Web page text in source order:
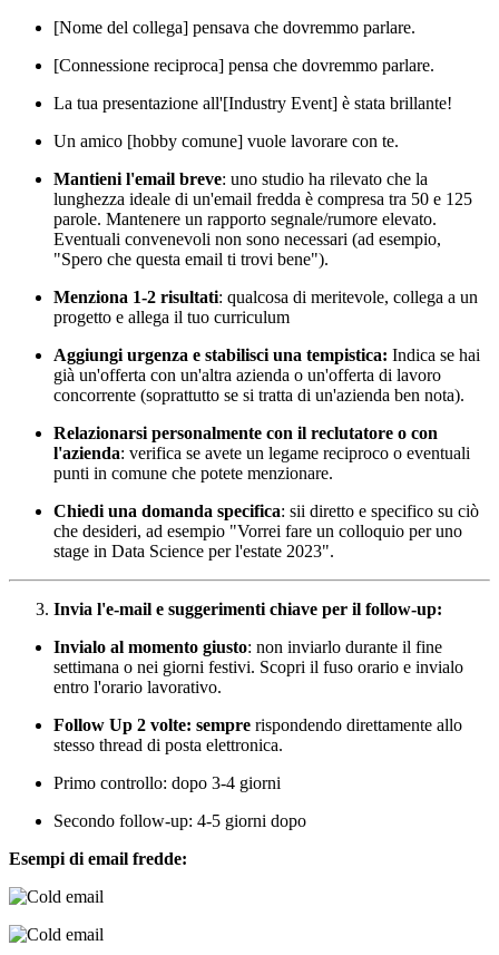
[Nome del collega] pensava che dovremmo parlare.
[Connessione reciproca] pensa che dovremmo parlare.
La tua presentazione all'[Industry Event] è stata brillante!
Un amico [hobby comune] vuole lavorare con te.
Mantieni l'email breve: uno studio ha rilevato che la
lunghezza ideale di un'email fredda è compresa tra 50 e 125
parole. Mantenere un rapporto segnale/rumore elevato.
Eventuali convenevoli non sono necessari (ad esempio,
"Spero che questa email ti trovi bene").
Menziona 1-2 risultati: qualcosa di meritevole, collega a un
progetto e allega il tuo curriculum
Aggiungi urgenza e stabilisci una tempistica: Indica se hai
già un'offerta con un'altra azienda o un'offerta di lavoro
concorrente (soprattutto se si tratta di un'azienda ben nota).
Relazionarsi personalmente con il reclutatore o con
l'azienda: verifica se avete un legame reciproco o eventuali
punti in comune che potete menzionare.
Chiedi una domanda specifica: sii diretto e specifico su ciò
che desideri, ad esempio "Vorrei fare un colloquio per uno
stage in Data Science per l'estate 2023".
Invia l'e-mail e suggerimenti chiave per il follow-up:
Invialo al momento giusto: non inviarlo durante il fine
settimana o nei giorni festivi. Scopri il fuso orario e invialo
entro l'orario lavorativo.
Follow Up 2 volte: sempre rispondendo direttamente allo
stesso thread di posta elettronica.
Primo controllo: dopo 3-4 giorni
Secondo follow-up: 4-5 giorni dopo
Esempi di email fredde: